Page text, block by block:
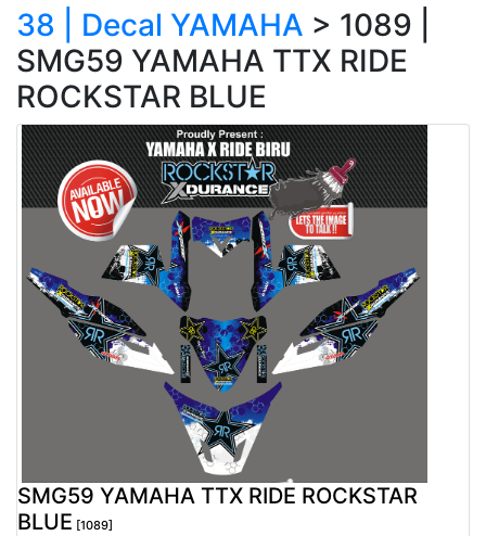
Transaksi
Tagihan
Berjalan
Pembayaran
Pendapatan
Fee
Ganti
Password
38 | Decal YAMAHA > 1089 |
SMG59 YAMAHA TTX RIDE
ROCKSTAR BLUE
SMG59 YAMAHA TTX RIDE ROCKSTAR
BLUE [1089]